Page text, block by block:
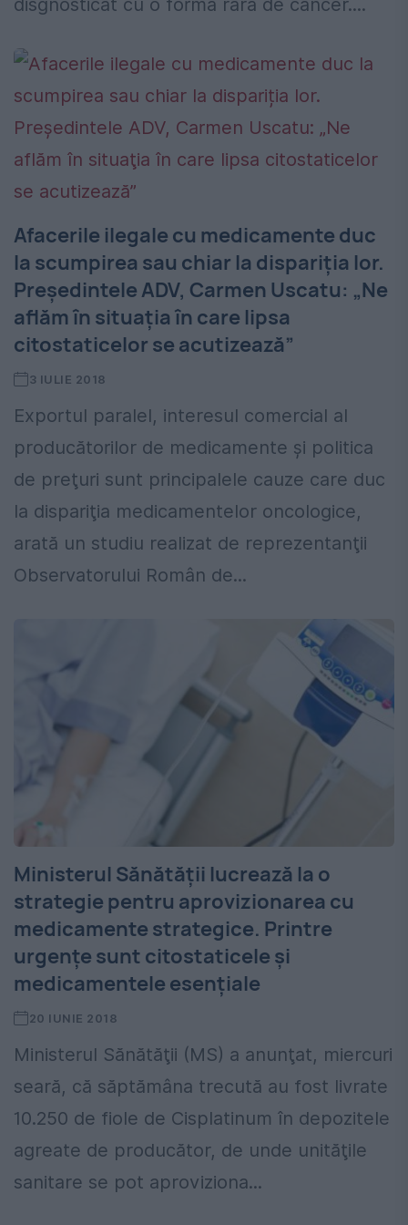
Afacerile ilegale cu medicamente duc
la scumpirea sau chiar la dispariția lor.
Preşedintele ADV, Carmen Uscatu: „Ne
aflăm în situaţia în care lipsa
citostaticelor se acutizează”
3 IULIE 2018
Exportul paralel, interesul comercial al
producătorilor de medicamente şi politica
de preţuri sunt principalele cauze care duc
la dispariţia medicamentelor oncologice,
arată un studiu realizat de reprezentanţii
Observatorului Român de...
Ministerul Sănătății lucrează la o
strategie pentru aprovizionarea cu
medicamente strategice. Printre
urgențe sunt citostaticele și
medicamentele esențiale
20 IUNIE 2018
Ministerul Sănătăţii (MS) a anunţat, miercuri
seară, că săptămâna trecută au fost livrate
10.250 de fiole de Cisplatinum în depozitele
agreate de producător, de unde unităţile
sanitare se pot aproviziona...